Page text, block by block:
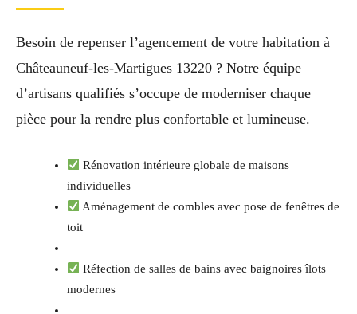
Besoin de repenser l’agencement de votre habitation à
Châteauneuf-les-Martigues 13220 ? Notre équipe
d’artisans qualifiés s’occupe de moderniser chaque
pièce pour la rendre plus confortable et lumineuse.
Rénovation intérieure globale de maisons
individuelles
Aménagement de combles avec pose de fenêtres de
toit
Réfection de salles de bains avec baignoires îlots
modernes